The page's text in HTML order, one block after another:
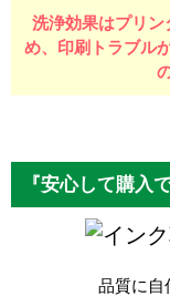
洗浄効果はプリ
め、 印刷トラブル
『安心して購入
品質に自